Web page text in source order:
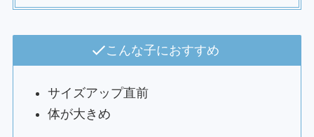
こんな子におすすめ
サイズアップ直前
体が大きめ